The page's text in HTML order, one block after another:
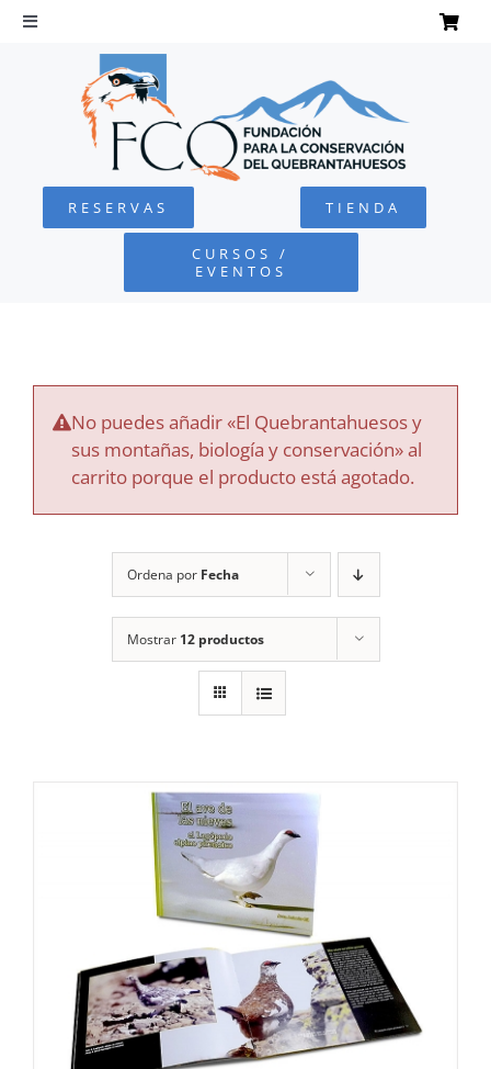
Saltar
Toggle
Navigation
QUEBRANTAHUESOS
FUNDACIÓN
COLABORA
RECURSOS
CONTACTO
RESERVAS TIENDA
CURSOS /
EVENTOS
No puedes añadir «El Quebrantahuesos y
sus montañas, biología y conservación» al
carrito porque el producto está agotado.
Ordena por Fecha
Mostrar 12 productos